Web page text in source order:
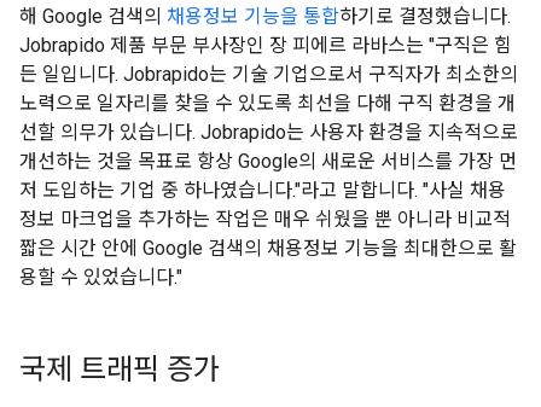
해 Google 검색의 채용정보 기능을 통합하기로 결정했습니다.
Jobrapido 제품 부문 부사장인 장 피에르 라바스는 "구직은 힘
든 일입니다. Jobrapido는 기술 기업으로서 구직자가 최소한의
노력으로 일자리를 찾을 수 있도록 최선을 다해 구직 환경을 개
선할 의무가 있습니다. Jobrapido는 사용자 환경을 지속적으로
개선하는 것을 목표로 항상 Google의 새로운 서비스를 가장 먼
저 도입하는 기업 중 하나였습니다."라고 말합니다. "사실 채용
정보 마크업을 추가하는 작업은 매우 쉬웠을 뿐 아니라 비교적
짧은 시간 안에 Google 검색의 채용정보 기능을 최대한으로 활
용할 수 있었습니다."
국제 트래픽 증가